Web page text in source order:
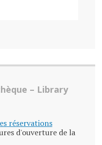
– Library
réservations
d'ouverture de la